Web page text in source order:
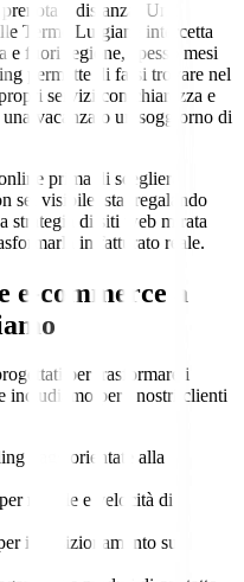
a distanza. Una
Terme Luigiane intercetta
fuori regione, spesso mesi
permette di farsi trovare nel
servizi con chiarezza e
vacanza o un soggiorno di
prima di scegliere
sei visibile, stai regalando
strategia di siti web mirata
in fatturato reale.
e-commerce a
per trasformare i
includiamo per i nostri clienti
page orientate alla
mobile e velocità di
il posizionamento su